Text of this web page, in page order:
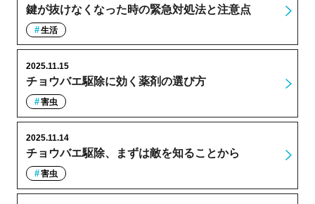
鍵が抜けなくなった時の緊急対処法と注意点
生活
チョウバエ駆除に効く薬剤の選び方
2025.11.15
害虫
チョウバエ駆除、まずは敵を知ることから
2025.11.14
害虫